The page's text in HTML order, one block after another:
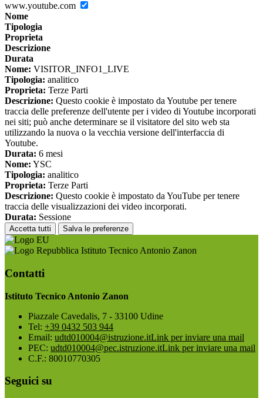
www.youtube.com
Nome
Tipologia
Proprieta
Descrizione
Durata
Nome: VISITOR_INFO1_LIVE
Tipologia: analitico
Proprieta: Terze Parti
Descrizione: Questo cookie è impostato da Youtube per tenere
traccia delle preferenze dell'utente per i video di Youtube incorporati
nei siti; può anche determinare se il visitatore del sito web sta
utilizzando la nuova o la vecchia versione dell'interfaccia di
Youtube.
Durata: 6 mesi
Nome: YSC
Tipologia: analitico
Proprieta: Terze Parti
Descrizione: Questo cookie è impostato da YouTube per tenere
traccia delle visualizzazioni dei video incorporati.
Durata: Sessione
Accetta tutti Salva le preferenze
Istituto Tecnico Antonio Zanon
Contatti
Istituto Tecnico Antonio Zanon
Piazzale Cavedalis, 7 - 33100 Udine
Tel: +39 0432 503 944
Email: udtd010004@istruzione.itLink per inviare una mail
PEC: udtd010004@pec.istruzione.itLink per inviare una mail
C.F.: 80010770305
Seguici su